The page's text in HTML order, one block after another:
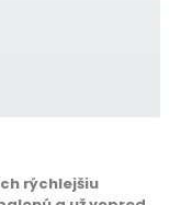
rýchlejšiu